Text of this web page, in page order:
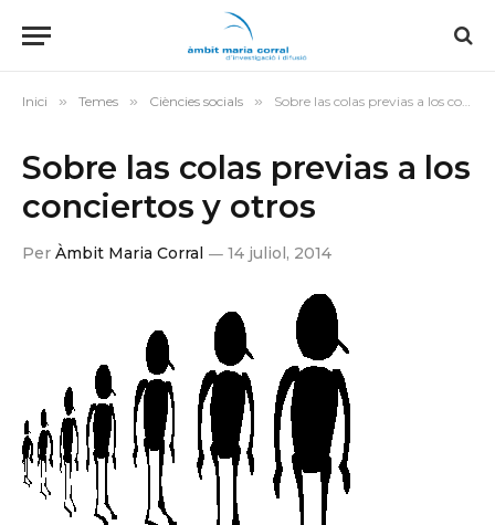
Inici » Temes » Ciències socials » Sobre las colas previas a los conciertos y otros
Sobre las colas previas a los
conciertos y otros
Per Àmbit Maria Corral 14 juliol, 2014